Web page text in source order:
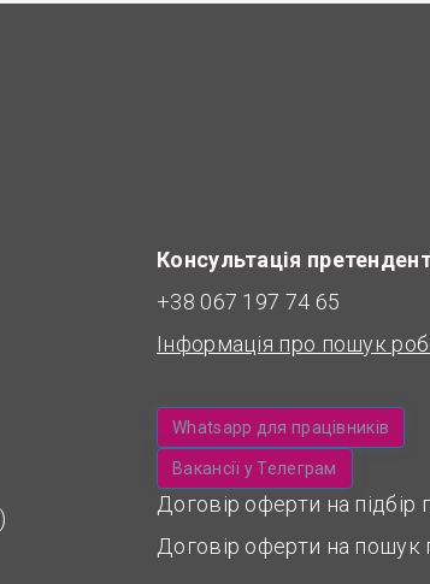
Консультація
+38 067 197 74 65
Інформація про пошук
Whatsapp для працівників
Вакансії у Телеграм
Договір оферти на підбір
Договір оферти на пошук